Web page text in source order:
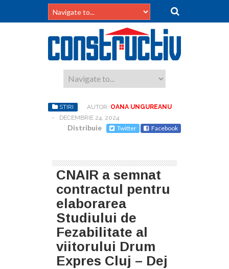
STIRI AUTOR: OANA UNGUREANU
-
DECEMBRIE 24, 2024
Distribuie Twitter Facebook
CNAIR a semnat
contractul pentru
elaborarea
Studiului de
Fezabilitate al
viitorului Drum
Expres Cluj – Dej